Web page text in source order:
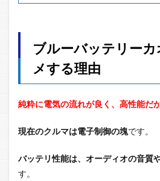
ブルーバッテリー
メする理由
純粋に電気の流れが良く、高性能だ
現在のクルマは電子制御の塊です。
バッテリ性能は、オーディオの音質
す。